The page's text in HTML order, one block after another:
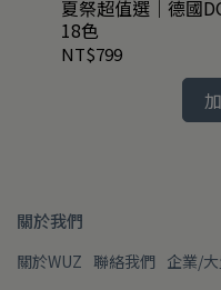
夏祭超值選｜德國
18色
NT$799
關於我們
關於WUZ 聯絡我們 企業/